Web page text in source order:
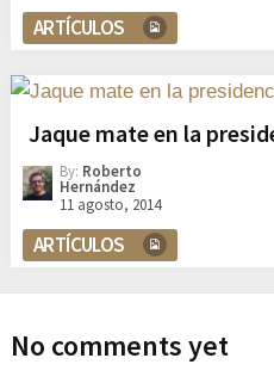
ARTÍCULOS
Jaque mate en la
By: Roberto
Hernández
11 agosto, 2014
ARTÍCULOS
No comments yet